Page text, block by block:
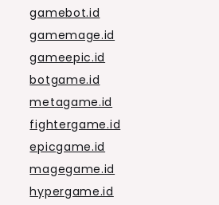
gamebot.id
gamemage.id
gameepic.id
botgame.id
metagame.id
fightergame.id
epicgame.id
magegame.id
hypergame.id